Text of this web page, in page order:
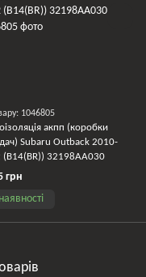
1046805
акпп (коробки
Subaru Outback 2010-
(B14(BR)) 32198AA030
грн